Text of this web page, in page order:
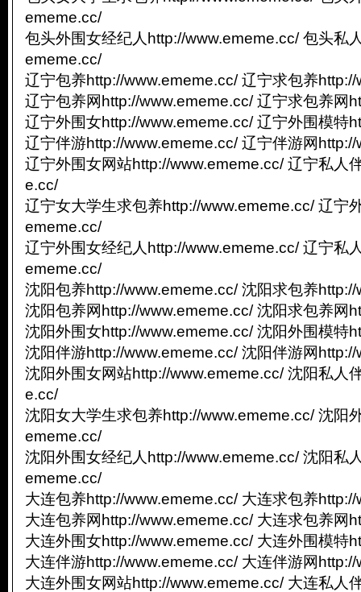
ememe.cc/
包头外围女经纪人http://www.ememe.cc/ 包头私
ememe.cc/
辽宁包养http://www.ememe.cc/ 辽宁求包养
辽宁包养网http://www.ememe.cc/ 辽宁求包养网
辽宁外围女http://www.ememe.cc/ 辽宁外围模特
辽宁伴游http://www.ememe.cc/ 辽宁伴游网
辽宁外围女网站http://www.ememe.cc/ 辽宁私人
e.cc/
辽宁女大学生求包养http://www.ememe.cc/ 辽宁
ememe.cc/
辽宁外围女经纪人http://www.ememe.cc/ 辽宁私
ememe.cc/
沈阳包养http://www.ememe.cc/ 沈阳求包养
沈阳包养网http://www.ememe.cc/ 沈阳求包养网
沈阳外围女http://www.ememe.cc/ 沈阳外围模特
沈阳伴游http://www.ememe.cc/ 沈阳伴游网
沈阳外围女网站http://www.ememe.cc/ 沈阳私人
e.cc/
沈阳女大学生求包养http://www.ememe.cc/ 沈阳
ememe.cc/
沈阳外围女经纪人http://www.ememe.cc/ 沈阳私
ememe.cc/
大连包养http://www.ememe.cc/ 大连求包养
大连包养网http://www.ememe.cc/ 大连求包养网
大连外围女http://www.ememe.cc/ 大连外围模特
大连伴游http://www.ememe.cc/ 大连伴游网
大连外围女网站http://www.ememe.cc/ 大连私人